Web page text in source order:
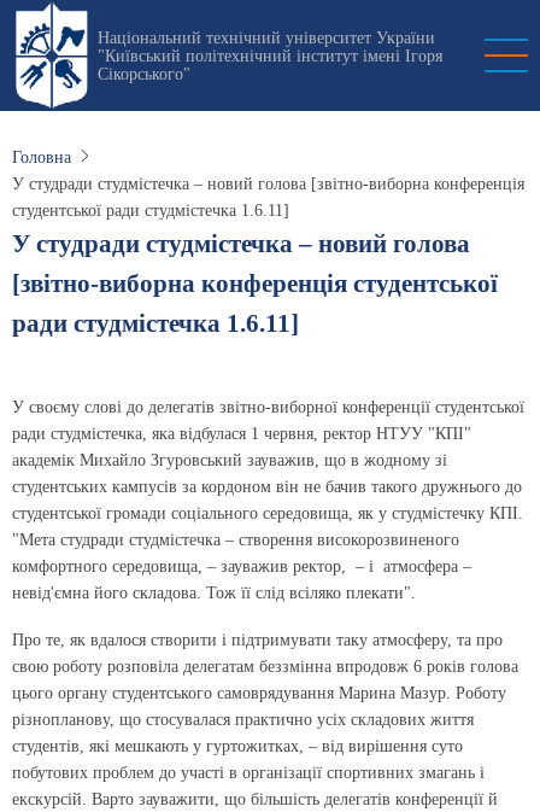
Перейти
основного
вмісту
Національний технічний університет України
"Київський політехнічний інститут імені Ігоря
Сікорського"
Головна
У студради студмістечка – новий голова [звітно-виборна конференція
студентської ради студмістечка 1.6.11]
У студради студмістечка – новий голова
[звітно-виборна конференція студентської
ради студмістечка 1.6.11]
У своєму слові до делегатів звітно-виборної конференції студентської
ради студмістечка, яка відбулася 1 червня, ректор НТУУ "КПІ"
академік Михайло Згуровський зауважив, що в жодному зі
студентських кампусів за кордоном він не бачив такого дружнього до
студентської громади соціального середовища, як у студмістечку КПІ.
"Мета студради студмістечка – створення високорозвиненого
комфортного середовища, – зауважив ректор, – і атмосфера –
невід'ємна його складова. Тож її слід всіляко плекати".
Про те, як вдалося створити і підтримувати таку атмосферу, та про
свою роботу розповіла делегатам беззмінна впродовж 6 років голова
цього органу студентського само­вря­дування Марина Мазур. Роботу
різнопланову, що стосувалася практично усіх складових життя
студентів, які мешкають у гуртожитках, – від вирішення суто
побутових проблем до участі в організації спортивних змагань і
екскурсій. Варто зауважити, що більшість делегатів конференції й